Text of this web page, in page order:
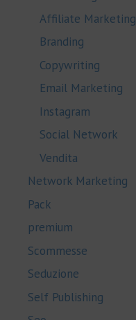
Affiliate Marketing
Branding
Copywriting
Email Marketing
Instagram
Social Network
Vendita
Network Marketing
Pack
premium
Scommesse
Seduzione
Self Publishing